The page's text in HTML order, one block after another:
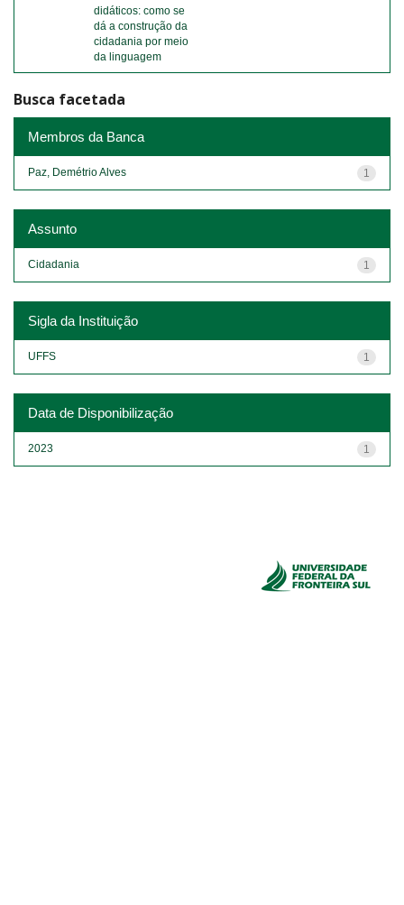
didáticos: como se
dá a construção da
cidadania por meio
da linguagem
Busca facetada
Membros da Banca
1
Paz, Demétrio Alves
Assunto
1
Cidadania
Sigla da Instituição
1
UFFS
Data de Disponibilização
1
2023